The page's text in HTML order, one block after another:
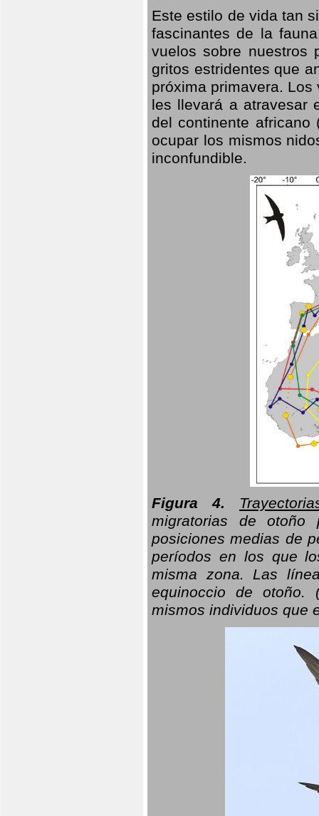
Este estilo de vida tan
fascinantes de la
vuelos sobre nuestros
gritos estridentes que
próxima primavera.
les llevará a atravesar
del continente
ocupar los mismos
inconfundible.
Figura 4.
migratorias de otoño
posiciones medias de
períodos en los que
misma zona. Las
equinoccio de otoño.
mismos individuos que